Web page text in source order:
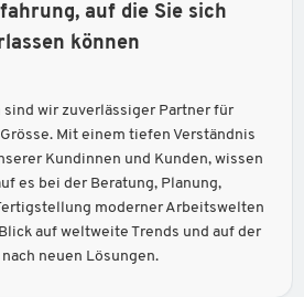
auf die Sie sich
können
wir zuverlässiger Partner für
Mit einem tiefen Verständnis
Kundinnen und Kunden, wissen
es bei der Beratung, Planung,
moderner Arbeitswelten
auf weltweite Trends und auf der
nach neuen Lösungen.